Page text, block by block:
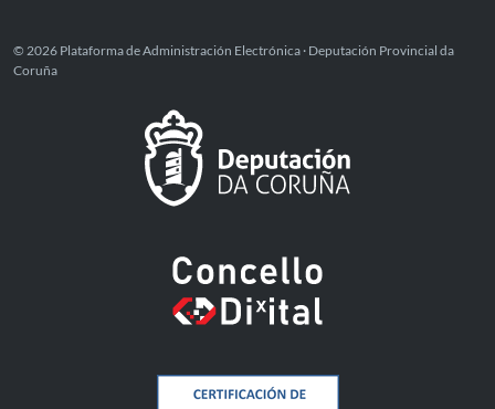
© 2026 Plataforma de Administración Electrónica · Deputación Provincial da
Coruña